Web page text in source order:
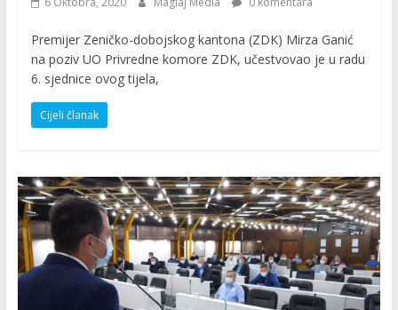
Premijer Zeničko-dobojskog kantona (ZDK) Mirza Ganić
na poziv UO Privredne komore ZDK, učestvovao je u radu
6. sjednice ovog tijela,
Cijeli članak